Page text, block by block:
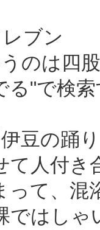
ブン
のは四
る"で検
豆の踊
て人付き
って、混
ではし